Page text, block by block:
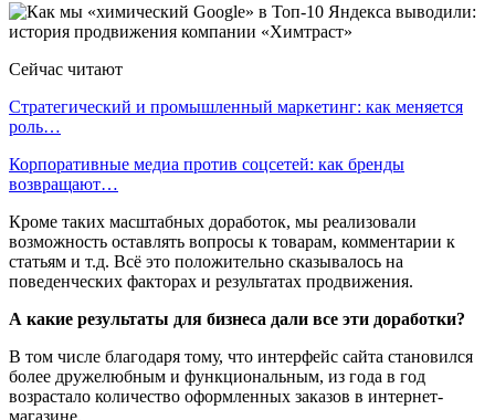
Сейчас читают
Стратегический и промышленный маркетинг: как меняется
роль…
Корпоративные медиа против соцсетей: как бренды
возвращают…
Кроме таких масштабных доработок, мы реализовали
возможность оставлять вопросы к товарам, комментарии к
статьям и т.д. Всё это положительно сказывалось на
поведенческих факторах и результатах продвижения.
А какие результаты для бизнеса дали все эти доработки?
В том числе благодаря тому, что интерфейс сайта становился
более дружелюбным и функциональным, из года в год
возрастало количество оформленных заказов в интернет-
магазине.